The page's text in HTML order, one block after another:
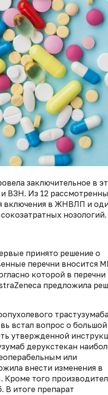
заключительное в
ВЗН. Из 12
включения в ЖНВЛП и
нозологий.
принято решение о
перечни вносится
которой в перечни
предложила
встал вопрос о большой
утвержденной
дерукстекан
или
внести изменения в
Кроме того
В итоге препарат